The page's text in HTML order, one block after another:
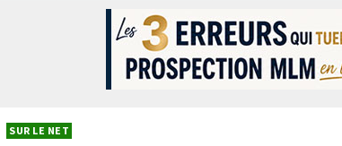
SUR LE NET